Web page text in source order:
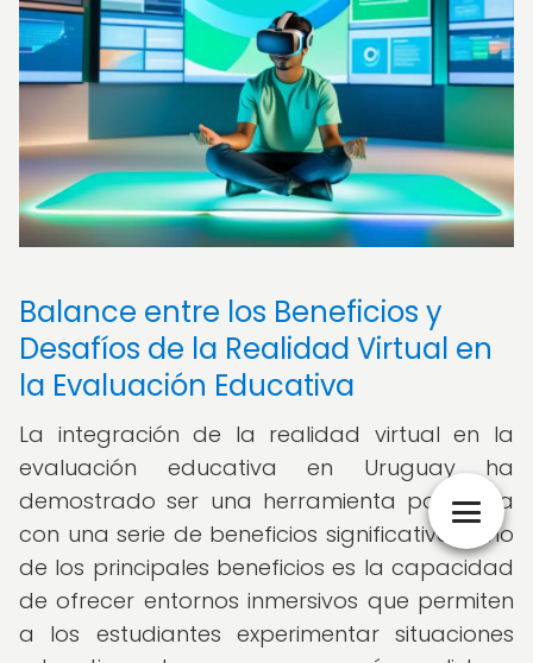
Balance entre los Beneficios y
Desafíos de la Realidad Virtual en
la Evaluación Educativa
La integración de la realidad virtual en la
evaluación educativa en Uruguay ha
demostrado ser una herramienta poderosa
con una serie de beneficios significativos. Uno
de los principales beneficios es la capacidad
de ofrecer entornos inmersivos que permiten
a los estudiantes experimentar situaciones